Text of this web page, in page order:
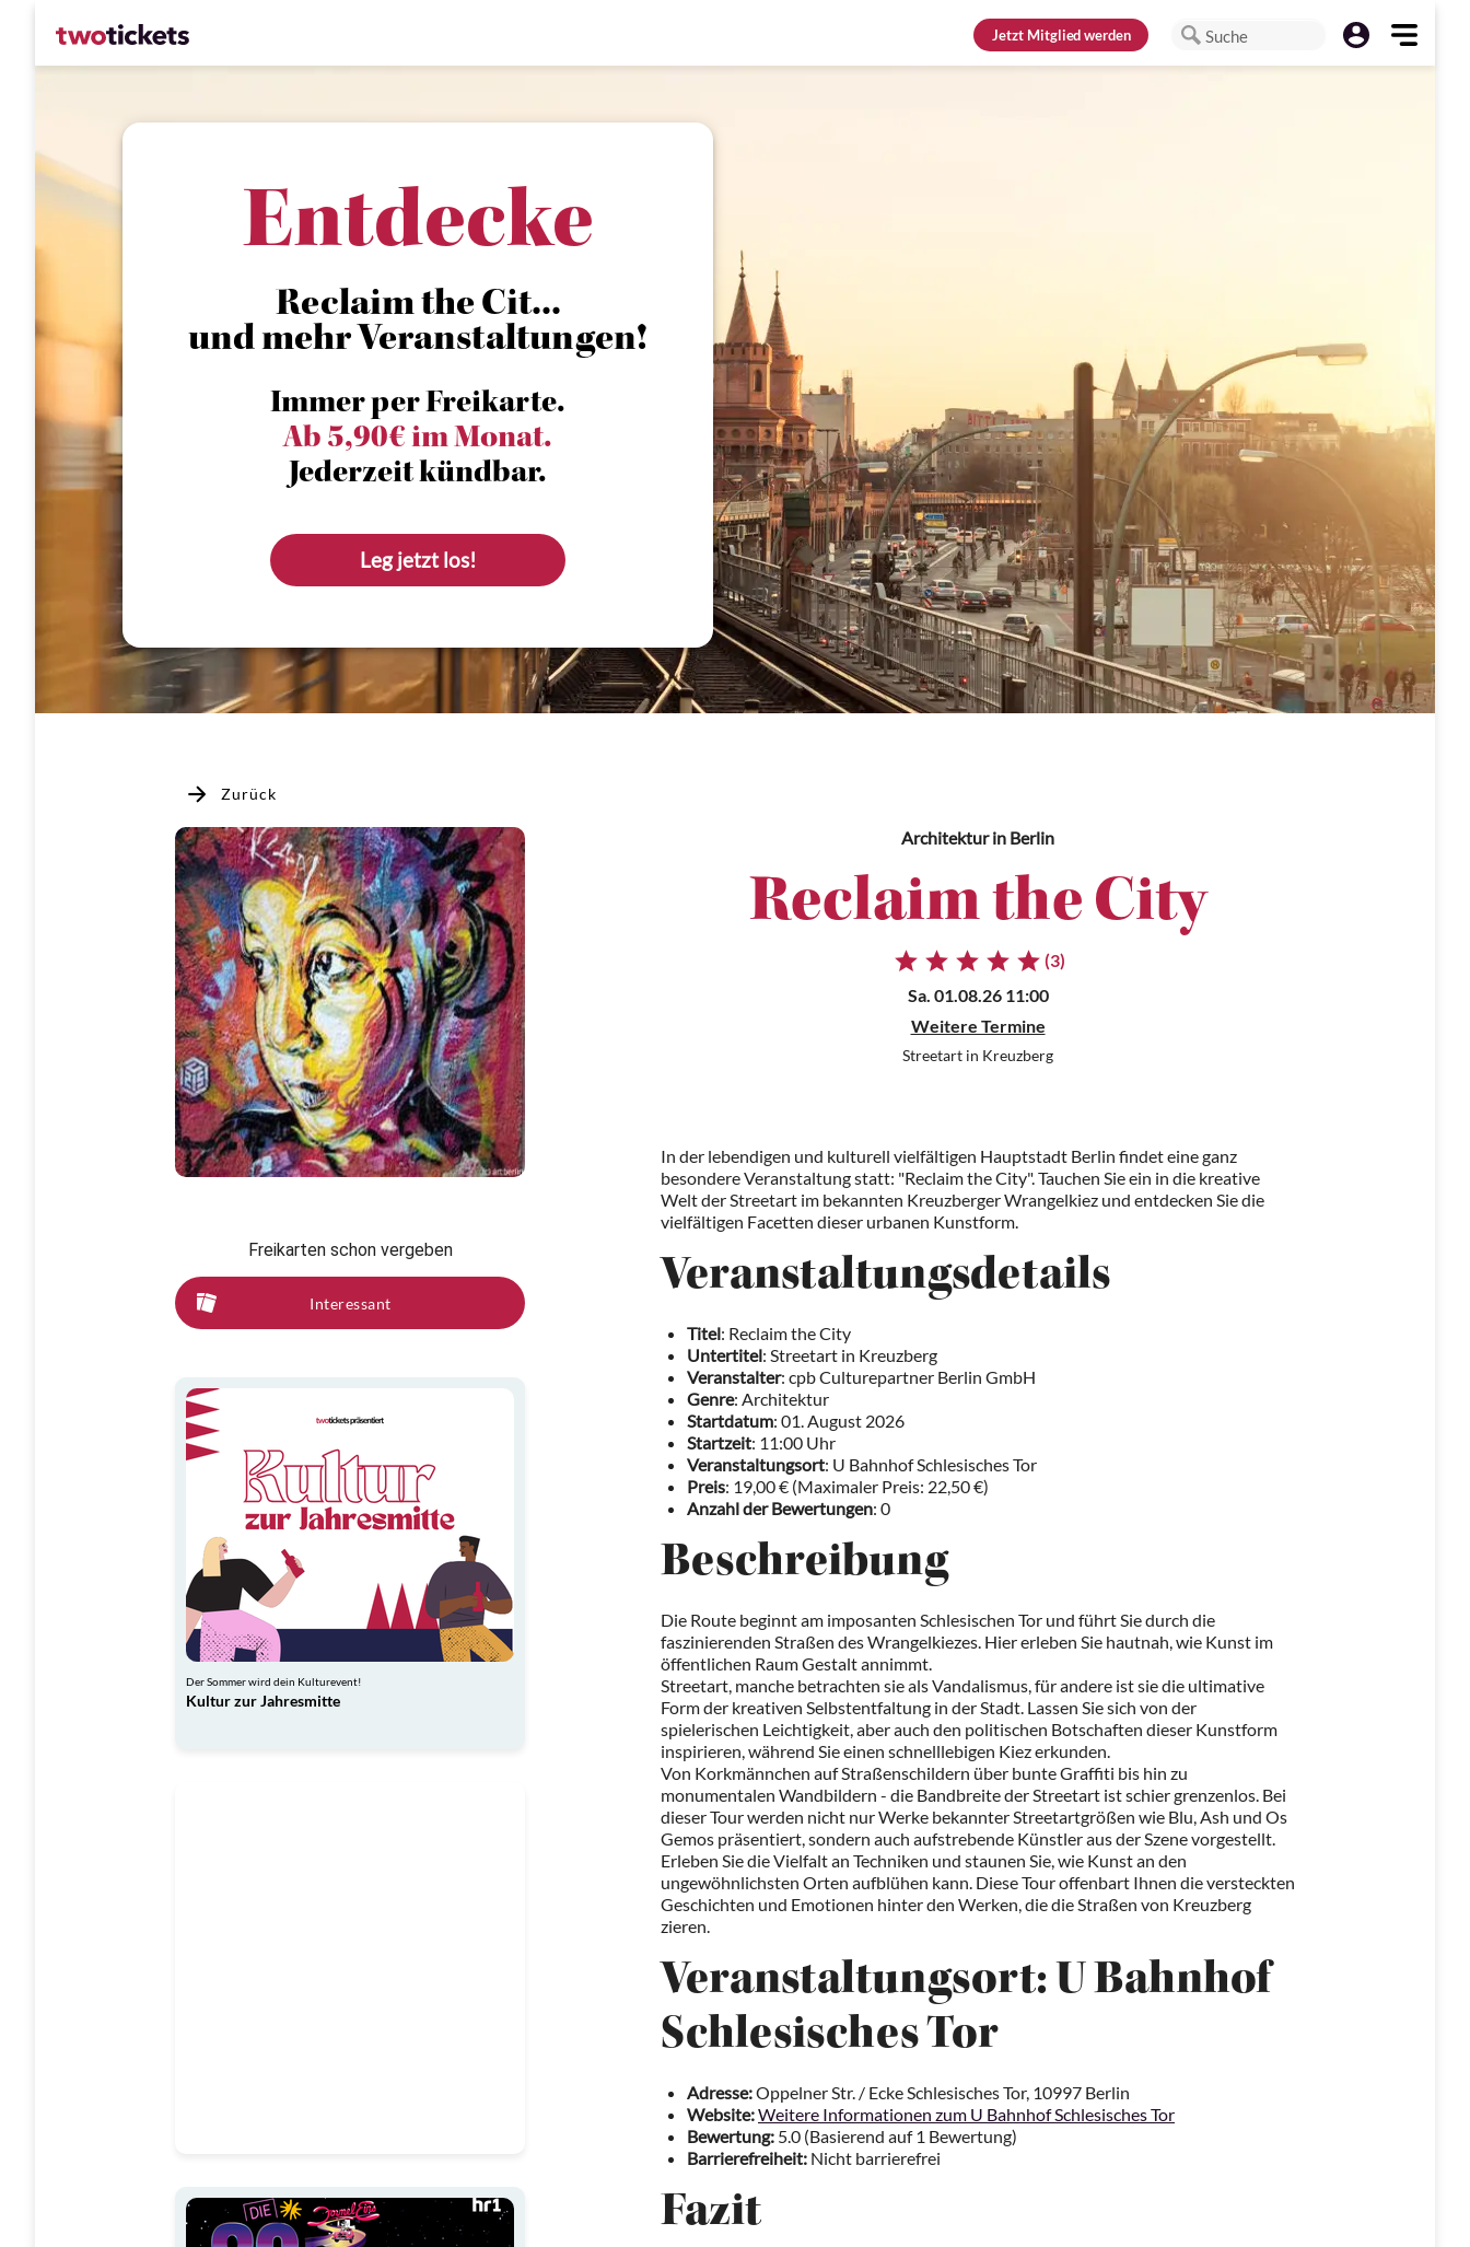
JetztMitglied werden Suche
Entdecke
Reclaim the Cit...
und mehr Veranstaltungen!
Immer per Freikarte.
Ab 5,90€ im Monat.
Jederzeit kündbar.
Leg jetzt los!
Zurück
Freikarten schon vergeben
Interessant
Der Sommer wird dein Kulturevent!
Kultur zur Jahresmitte
Architekturin Berlin
Reclaim the City
(3)
Sa. 01.08.26 11:00
Weitere Termine
Streetart in Kreuzberg
In der lebendigen und kulturell vielfältigen Hauptstadt Berlin findet eine ganz
besondere Veranstaltung statt: "Reclaim the City". Tauchen Sie ein in die kreative
Welt der Streetart im bekannten Kreuzberger Wrangelkiez und entdecken Sie die
vielfältigen Facetten dieser urbanen Kunstform.
Veranstaltungsdetails
Titel: Reclaim the City
Untertitel: Streetart in Kreuzberg
Veranstalter: cpb Culturepartner Berlin GmbH
Genre: Architektur
Startdatum: 01. August 2026
Startzeit: 11:00 Uhr
Veranstaltungsort: U Bahnhof Schlesisches Tor
Preis: 19,00 € (Maximaler Preis: 22,50 €)
Anzahl der Bewertungen: 0
Beschreibung
Die Route beginnt am imposanten Schlesischen Tor und führt Sie durch die
faszinierenden Straßen des Wrangelkiezes. Hier erleben Sie hautnah, wie Kunst im
öffentlichen Raum Gestalt annimmt.
Streetart, manche betrachten sie als Vandalismus, für andere ist sie die ultimative
Form der kreativen Selbstentfaltung in der Stadt. Lassen Sie sich von der
spielerischen Leichtigkeit, aber auch den politischen Botschaften dieser Kunstform
inspirieren, während Sie einen schnelllebigen Kiez erkunden.
Von Korkmännchen auf Straßenschildern über bunte Graffiti bis hin zu
monumentalen Wandbildern - die Bandbreite der Streetart ist schier grenzenlos. Bei
dieser Tour werden nicht nur Werke bekannter Streetartgrößen wie Blu, Ash und Os
Gemos präsentiert, sondern auch aufstrebende Künstler aus der Szene vorgestellt.
Erleben Sie die Vielfalt an Techniken und staunen Sie, wie Kunst an den
ungewöhnlichsten Orten aufblühen kann. Diese Tour offenbart Ihnen die versteckten
Geschichten und Emotionen hinter den Werken, die die Straßen von Kreuzberg
zieren.
Veranstaltungsort: U Bahnhof
Schlesisches Tor
Adresse:Oppelner Str. / Ecke Schlesisches Tor, 10997 Berlin
Website:Weitere Informationen zum U Bahnhof Schlesisches Tor
Bewertung: 5.0 (Basierend auf 1 Bewertung)
Barrierefreiheit: Nicht barrierefrei
Fazit